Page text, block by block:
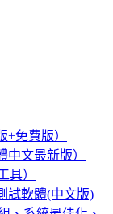
免費版）
文最新版）
具）
試軟體(中文版)